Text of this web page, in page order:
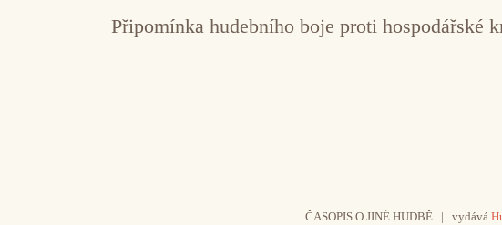
Připomínka hudebního boje proti hospodářské
ČASOPIS O JINÉ HUDBĚ | vydává